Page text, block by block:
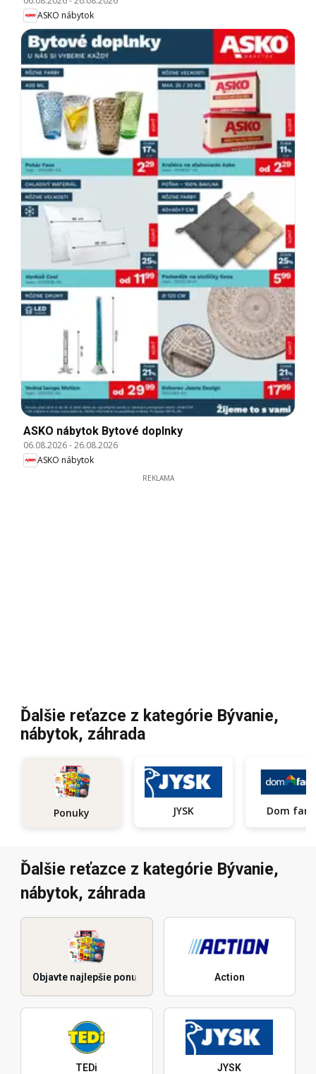
ASKO nábytok
ASKO nábytok Bytové doplnky
06.08.2026-26.08.2026
ASKO nábytok
REKLAMA
Ďalšie reťazce z kategórie Bývanie,
nábytok, záhrada
Ponuky JYSK Dom
Ďalšie reťazce z kategórie Bývanie,
nábytok, záhrada
Objavte najlepšie ponuky Action
TEDi JYSK